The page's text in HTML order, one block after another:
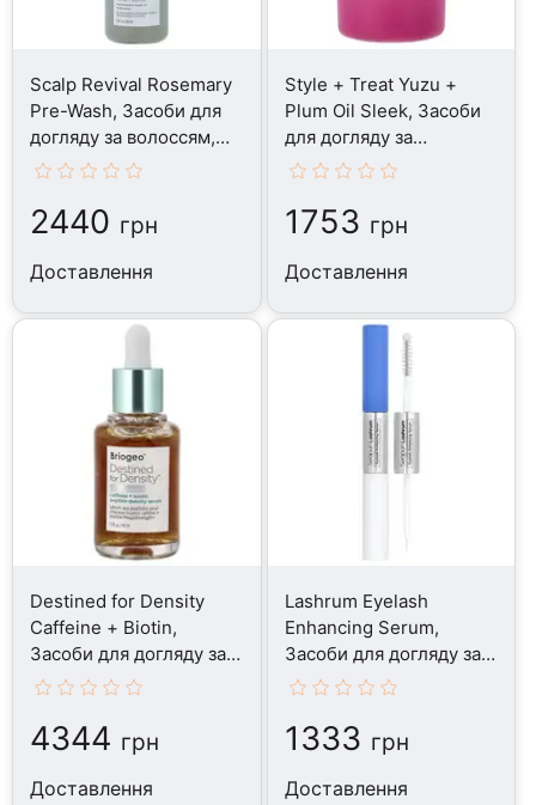
Scalp Revival Rosemary
Pre-Wash, Засоби для
догляду за волоссям,
100 мл
2440 грн
Доставлення
Style + Treat Yuzu +
Plum Oil Sleek, Засоби
для догляду за
волоссям, 15 г
1753 грн
Доставлення
Destined for Density
Caffeine + Biotin,
Засоби для догляду за
волоссям, 45 мл
4344 грн
Доставлення
Lashrum Eyelash
Enhancing Serum,
Засоби для догляду за
волоссям, 10 г
1333 грн
Доставлення